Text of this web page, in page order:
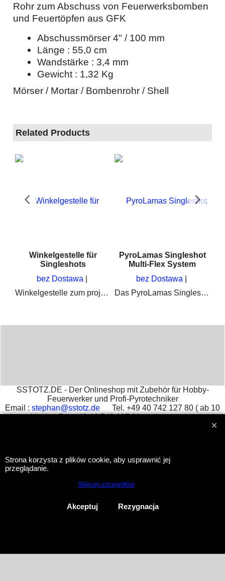
Rohr zum Abschuss von Feuerwerksbomben
und Feuertöpfen aus GFK
Abschussmörser 4" / 100 mm
Länge : 55,0 cm
Wandstärke : 3,4 mm
Gewicht : 1,32 Kg
Mörser / Mortar / Bombenrohr / Shell
Related Products
Winkelgestelle für
Singleshots
bez Dostawa
Winkelgestelle zum projektieren von Singleshots und Feuertöpfe im Feuerwerk bei Musikfeuerwerken. Ideal auch für Profi-Pyrotechniker
PyroLamas Singleshot
Multi-Flex System
bez Dostawa
Das PyroLamas Singleshot System ist Flexibel, leicht zu Handhaben und Robust
SSTOTZ.DE - Der Onlineshop mit Zubehör für Hobby-
Feuerwerker und Profi-Pyrotechniker
Email : stephan@sstotz.de Tel. +49 40 742 127 80 ( ab 10
Uhr ) Fax +49 40 742 127 81 -Impressum
ShopFactory eCommerce
software was used.
Strona korzysta z plików cookie, aby usprawnić jej
przeglądanie.
Więcej szcegółów
Akceptuj Rezygnacja